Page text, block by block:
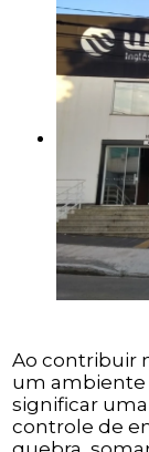
Ao contribuir
um ambiente
significar
controle de